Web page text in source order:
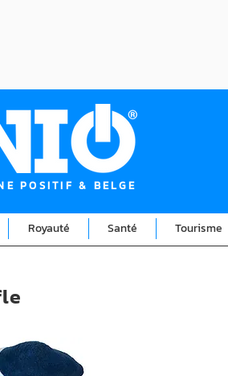
POSITIF & BELGE
Royauté Santé Tourisme